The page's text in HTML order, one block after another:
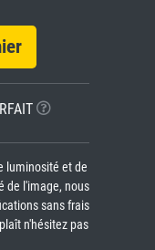
luminosité et de
de l'image, nous
sans frais
n'hésitez pas